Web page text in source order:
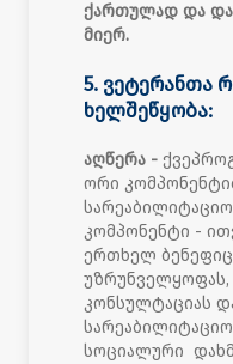
ქართულად და
მიერ.
5. ვეტერანთა
ხელშეწყობა:
აღწერა -
ორი
კომპონენტი -
ერთხელ
კონსულტაციას
სარეაბილიტაციო
სოციალური